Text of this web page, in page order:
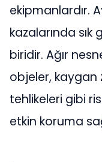
ekipmanlardır.
kazalarında
biridir. Ağır
objeler, kaygan
tehlikeleri gibi
etkin koruma